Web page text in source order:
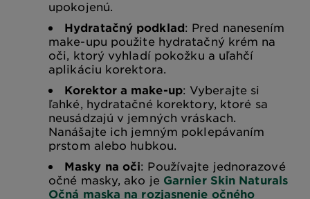
upokojenú.
Hydratačný podklad: Pred nanesením
make-upu použite hydratačný krém na
oči, ktorý vyhladí pokožku a uľahčí
aplikáciu korektora.
Korektor a make-up: Vyberajte si
ľahké, hydratačné korektory, ktoré sa
neusádzajú v jemných vráskach.
Nanášajte ich jemným poklepávaním
prstom alebo hubkou.
Masky na oči: Používajte jednorazové
očné masky, ako je Garnier Skin Naturals
Očná maska na rozjasnenie očného